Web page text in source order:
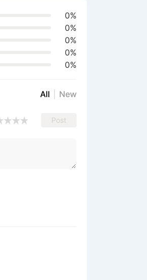
0%
0%
0%
0%
0%
All New
Post